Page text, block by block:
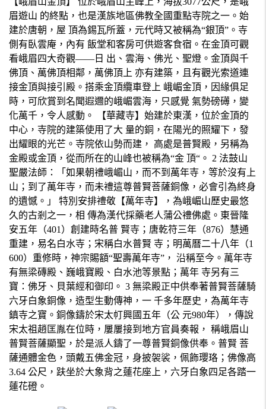
眉遊山 的終點，也是漢族地區佛教全國重點寺院之一。始
建於唐朝，屋 頂為錫瓦所蓋，元代時又被稱為“銀頂”。寺
側有臥雲庵，內有 飯堂和客房可供遊客食宿。在金頂可觀
看峨眉四大奇觀——日 出、雲海、佛光、聖燈。金頂與千
佛頂、萬佛頂相鄰，萬佛頂上 亦有建築，且有觀光索道連
接金頂與接引殿。搭乘金頂纜車登上 峨嵋金頂，因緣俱足
時，可欣賞到名聞遐邇的峨嵋雲海，只感覺 氣勢磅礡，變
化萬千，令人感動。 【華藏寺】始建於東漢，位於金頂的
中心，寺院的建築使用了大 量的銅，在陽光的照耀下，發
出耀眼的光芒。寺院依山勢而建， 高處是普賢殿，另稱為
金殿或金頂，從而所在的山峰也被稱為“金 頂“。 2 法鼓山
聖嚴法師：「如果朝禮峨嵋山，而不到萬年寺，等於沒有上
山；到了萬年寺，而未禮這尊普賢菩薩銅像，必會引為終身
的遺憾。」 特別安排禮敬【萬年寺】，為峨嵋山歷史最悠
久的古剎之一，相 傳為漢代採藥老人蒲公禮佛處。東晉隆
安五年（401）創建時名普 賢寺；唐乾符三年（876）慧通
重建，易名白水寺；宋稱白水普賢 寺；明萬曆二十八年（1
600）重修時，神宗賜額“聖壽萬年寺”， 沿稱至今。萬年寺
有無梁磚殿、巍峨寶殿、白水池等景點；萬年 寺另有三
寶：佛牙、貝葉經和御印。 3 無梁殿正中供奉著普賢菩薩騎
六牙白象銅像，造型生動傳神，一 千多年歷史，為萬年寺
鎮寺之寶。銅像鑄於宋太帄興國五年（公 元980年），傳說
宋太祖趙匡胤在位時，屢屢接到地方官員奏報， 稱峨眉山
普賢菩薩顯聖，於是派人鑄了一尊普賢銅像供奉。普賢 菩
薩通體金色，頭戴五佛金冠，身披袈裟，佩飾瓔珞；佛像高
3.64 公尺，趺坐於大象背之蓮花座上，六牙白象四足各踏一
蓮花磴。